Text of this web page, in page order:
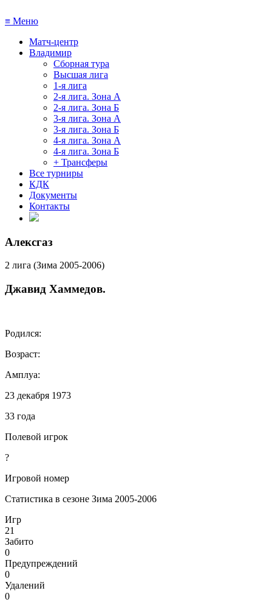
≡ Меню
Матч-центр
Владимир
Сборная тура
Высшая лига
1-я лига
2-я лига. Зона А
2-я лига. Зона Б
3-я лига. Зона А
3-я лига. Зона Б
4-я лига. Зона А
4-я лига. Зона Б
+ Трансферы
Все турниры
КДК
Документы
Контакты
Алексгаз
2 лига (Зима 2005-2006)
Джавид Хаммедов.
Родился:
Возраст:
Амплуа:
23 декабря 1973
33 года
Полевой игрок
?
Игровой номер
Статистика в сезоне Зима 2005-2006
Игр
21
Забито
0
Предупреждений
0
Удалений
0